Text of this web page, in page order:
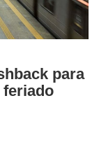
para
feriado